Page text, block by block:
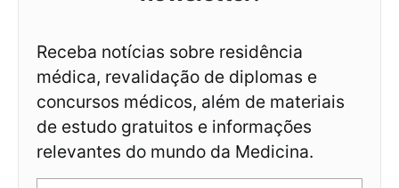
Receba notícias sobre residência
médica, revalidação de diplomas e
concursos médicos, além de materiais
de estudo gratuitos e informações
relevantes do mundo da Medicina.